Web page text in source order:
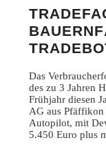
Das
des zu 3 Jahren
Frühjahr diesen
AG aus Pfäffikon
Autopilot, mit
5.450 Euro plus